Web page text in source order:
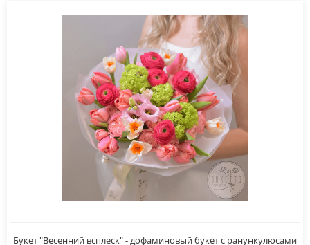
Букет "Весенний всплеск" - дофаминовый букет с ранункулюсами